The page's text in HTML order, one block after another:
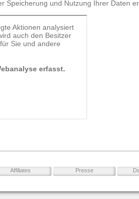
Speicherung und Nutzung Ihrer Daten
Presse
Affiliates